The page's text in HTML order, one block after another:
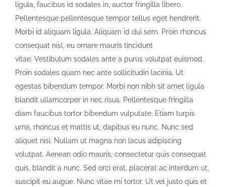
ligula, faucibus id sodales in, auctor fringilla libero.
Pellentesque pellentesque tempor tellus eget hendrerit.
Morbi id aliquam ligula. Aliquam id dui sem. Proin rhoncus
consequat nisl, eu ornare mauris tincidunt
vitae. Vestibulum sodales ante a purus volutpat euismod.
Proin sodales quam nec ante sollicitudin lacinia. Ut
egestas bibendum tempor. Morbi non nibh sit amet ligula
blandit ullamcorper in nec risus. Pellentesque fringilla
diam faucibus tortor bibendum vulputate. Etiam turpis
urna, rhoncus et mattis ut, dapibus eu nunc. Nunc sed
aliquet nisi. Nullam ut magna non lacus adipiscing
volutpat. Aenean odio mauris, consectetur quis consequat
quis, blandit a nunc. Sed orci erat, placerat ac interdum ut,
suscipit eu augue. Nunc vitae mi tortor. Ut vel justo quis et